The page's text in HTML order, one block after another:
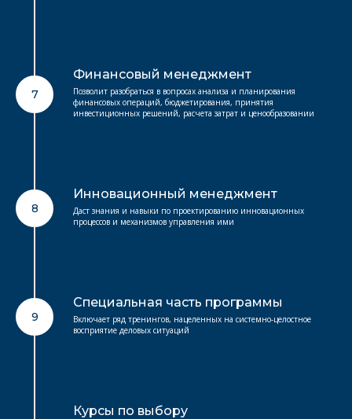
7
Финансовый менеджмент
Позволит разобраться в вопросах анализа и планирования
финансовых операций, бюджетирования, принятия
инвестиционных решений, расчета затрат и ценообразовании
8
Инновационный менеджмент
Даст знания и навыки по проектированию инновационных
процессов и механизмов управления ими
9
Специальная часть программы
Включает ряд тренингов, нацеленных на системно-целостное
восприятие деловых ситуаций
Курсы по выбору